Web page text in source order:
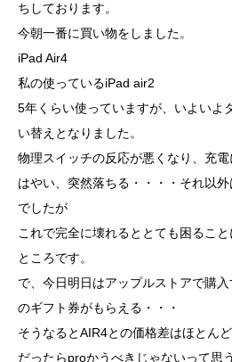
ちしております。
今朝一番に買い物をしました。
iPad Air4
私の使っているiPad air2
5年くらい使っていますが、いよいよ
い替えとなりました。
物理スイッチの反応が悪くなり、充
はやい、突然落ちる・・・・それ以
でしたが
これで完全に壊れるととても困るこ
ところです。
で、今日明日はアップルストアで購
のギフト券がもらえる・・・
そうなるとAIR4との価格差はほとんど
だったらproかうべきじゃないって思